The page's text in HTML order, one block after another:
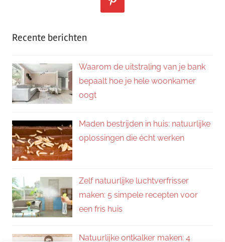
Recente berichten
Waarom de uitstraling van je bank
bepaalt hoe je hele woonkamer
oogt
Maden bestrijden in huis: natuurlijke
oplossingen die écht werken
Zelf natuurlijke luchtverfrisser
maken: 5 simpele recepten voor
een fris huis
Natuurlijke ontkalker maken: 4